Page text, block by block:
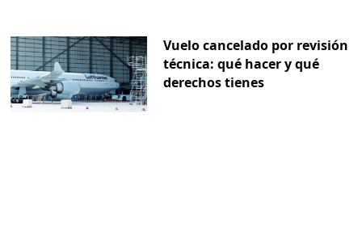
Vuelo cancelado por revisión
técnica: qué hacer y qué
derechos tienes